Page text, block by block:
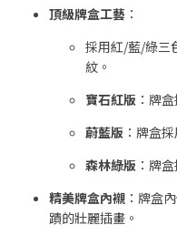
頂級牌盒工藝 ：
採用紅/藍/綠三
紋。
寶石紅版 ：牌
蔚藍版 ：牌盒
森林綠版 ：牌
精美牌盒內襯 ：牌盒
蹟的壯麗插畫。